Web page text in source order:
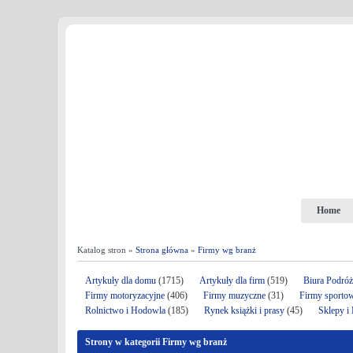
Home
Katalog stron » Strona główna » Firmy wg branż
Artykuły dla domu (1715) Artykuły dla firm (519)
Biura
Firmy motoryzacyjne (406) Firmy muzyczne (31)
Firmy
Rolnictwo i Hodowla (185) Rynek książki i prasy (45) Sklepy i
Strony w kategorii Firmy wg branż